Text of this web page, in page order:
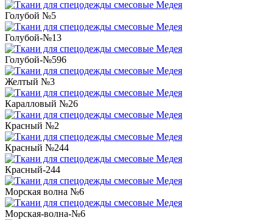
Голубой №5
Голубой-№13
Голубой-№596
Желтый №3
Каралловый №26
Красный №2
Красный №244
Красный-244
Морская волна №6
Морская-волна-№6